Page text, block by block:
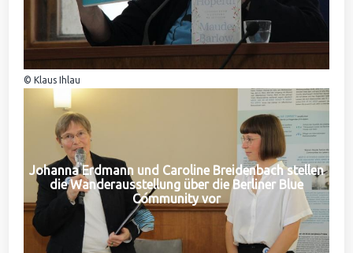
© Klaus Ihlau
Johanna Erdmann und Caroline Breidenbach stellen
die Wanderausstellung über die Berliner Blue
Community vor